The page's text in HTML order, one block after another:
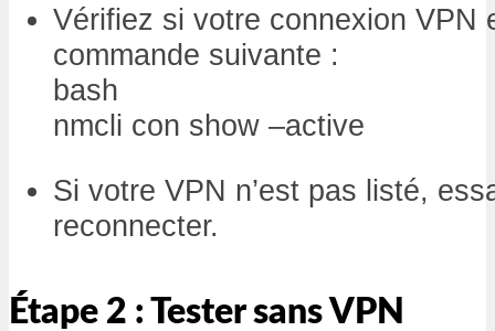
Vérifiez si votre connexion VPN
commande suivante :
bash
nmcli con show –active
Si votre VPN n’est pas listé,
reconnecter.
Étape 2 : Tester sans VPN